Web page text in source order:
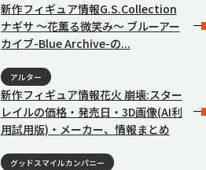
新作フィギュア情報G.S.Collection
ナギサ 〜花薫る微笑み〜 ブルーアー
カイブ-Blue Archive-の...
アルター
新作フィギュア情報花火 崩壊:スター
レイルの価格・発売日・3D画像(AI利
用試用版)・メーカー、情報まとめ
グッドスマイルカンパニー